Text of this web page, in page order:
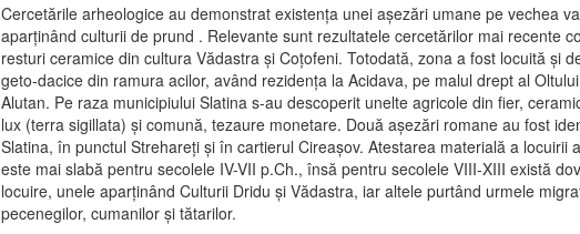
Cercetările arheologice au demonstrat existenţa unei aşezări umane pe vechea
aparţinând culturii de prund . Relevante sunt rezultatele cercetărilor mai recente
resturi ceramice din cultura Vădastra şi Coţofeni. Totodată, zona a fost locuită şi
geto-dacice din ramura acilor, având rezidenţa la Acidava, pe malul drept al
Alutan. Pe raza municipiului Slatina s-au descoperit unelte agricole din fier,
lux (terra sigillata) şi comună, tezaure monetare. Două aşezări romane au fost
Slatina, în punctul Strehareţi şi în cartierul Cireaşov. Atestarea materială a locuirii
este mai slabă pentru secolele IV-VII p.Ch., însă pentru secolele VIII-XIII există
locuire, unele aparţinând Culturii Dridu şi Vădastra, iar altele purtând urmele
pecenegilor, cumanilor şi tătarilor.